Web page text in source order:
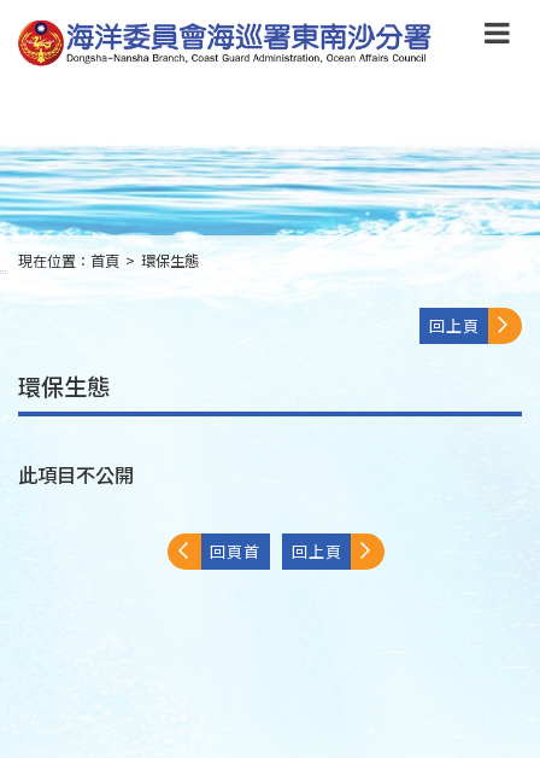
到
主
要
to
main
content
:::
現在位置： 首頁 > 環保生態
回上頁
環保生態
此項目不公開
回頁首 回上頁